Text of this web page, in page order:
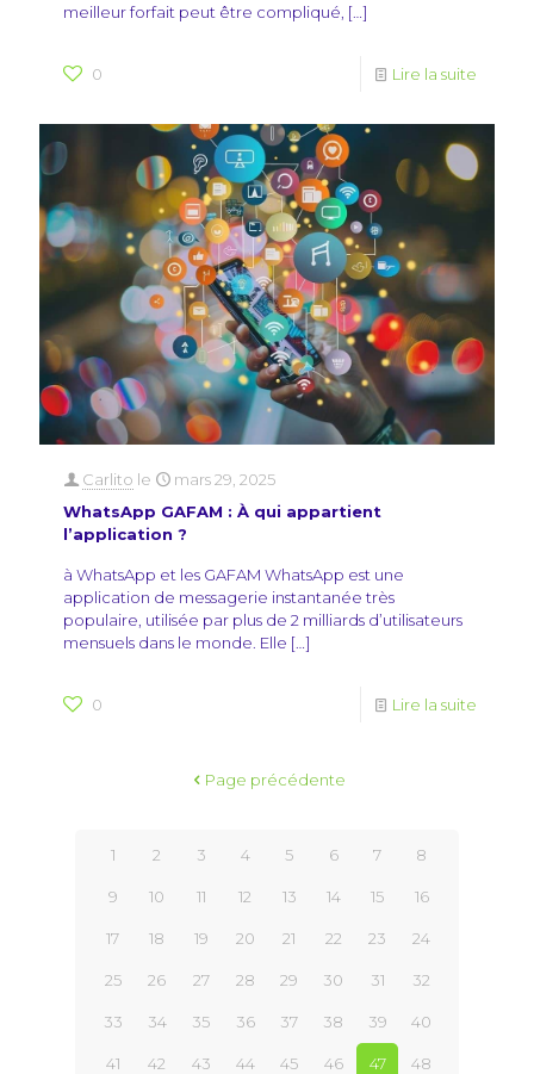
meilleur forfait peut être compliqué, […]
0 Lire la suite
Carlito le
mars 29, 2025
WhatsApp GAFAM : À qui appartient
l’application ?
à WhatsApp et les GAFAM WhatsApp est une
application de messagerie instantanée très
populaire, utilisée par plus de 2 milliards d’utilisateurs
mensuels dans le monde. Elle […]
0 Lire la suite
Page précédente
1 2 3 4 5 6 7 8
9 10 11 12 13 14 15 16
17 18 19 20 21 22 23 24
25 26 27 28 29 30 31 32
33 34 35 36 37 38 39 40
41 42 43 44 45 46 47 48